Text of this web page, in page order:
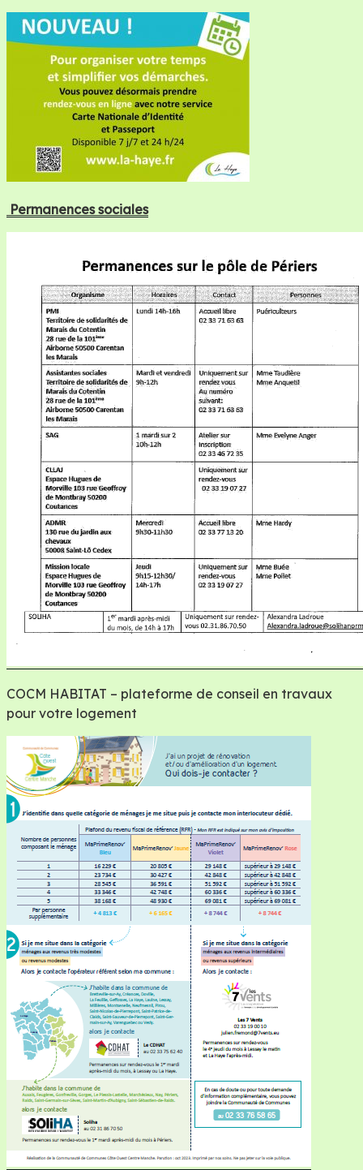
Permanences sociales
COCM HABITAT – plateforme de conseil en travaux
pour votre logement